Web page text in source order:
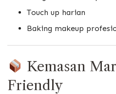
Touch up harian
Baking makeup
Kemasan
Friendly